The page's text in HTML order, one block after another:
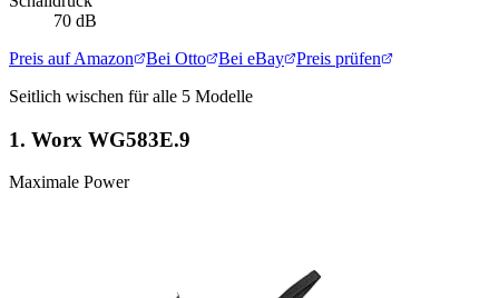
70 dB
Preis auf Amazon
Bei Otto Bei eBay
Preis prüfen
Seitlich wischen für alle 5 Modelle
1. Worx WG583E.9
Maximale Power